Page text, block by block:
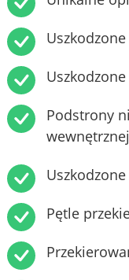
Podstrony
wewnętrznej
Pętle